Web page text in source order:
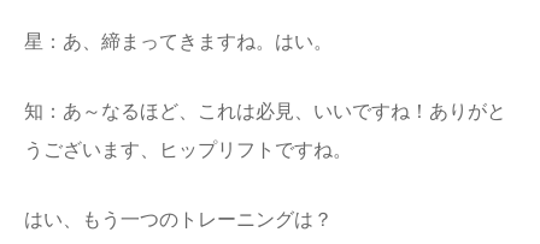
星：あ、締まってきますね。はい。
知：あ～なるほど、これは必見、いいですね！ありがと
うございます、ヒップリフトですね。
はい、もう一つのトレーニングは？